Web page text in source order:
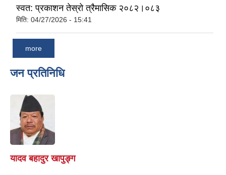
स्वत: प्रकाशन तेस्रो त्रैमासिक २०८२।०८३
मिति: 04/27/2026 - 15:41
more
जन प्रतिनिधि
यादव बहादुर खापुङ्ग